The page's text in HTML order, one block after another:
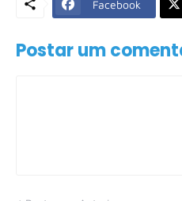
Facebook
Postar um